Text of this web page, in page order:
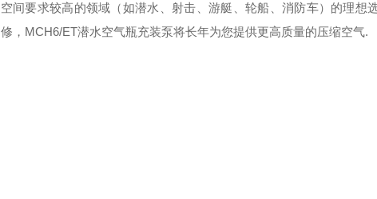
空间要求较高的领域（如潜水、射击、游艇、轮船、消防车）的理
修，MCH6/ET潜水空气瓶充装泵将长年为您提供更高质量的压缩空气.